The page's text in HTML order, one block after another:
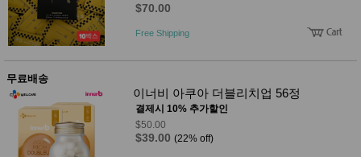
$70.00
Free Shipping
무료배송
이너비 아쿠아 더블리치업 56정
결제시 10% 추가할인
$50.00
$39.00 (22% off)